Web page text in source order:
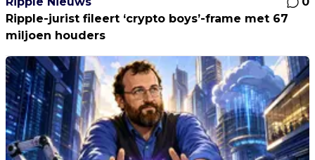
Ripple-jurist fileert ‘crypto boys’-frame met 67
miljoen houders